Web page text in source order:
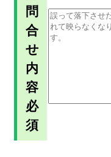
問
合
せ
内
容
必
須